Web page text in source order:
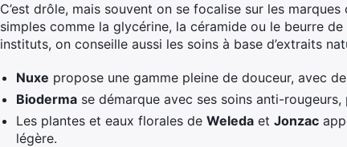
C’est drôle, mais souvent on se focalise sur les
simples comme la glycérine, la céramide ou le beurre
instituts, on conseille aussi les soins à base d’extraits
Nuxe propose une gamme pleine de douceur, avec
Bioderma se démarque avec ses soins anti-
Les plantes et eaux florales de Weleda et Jonzac
légère.